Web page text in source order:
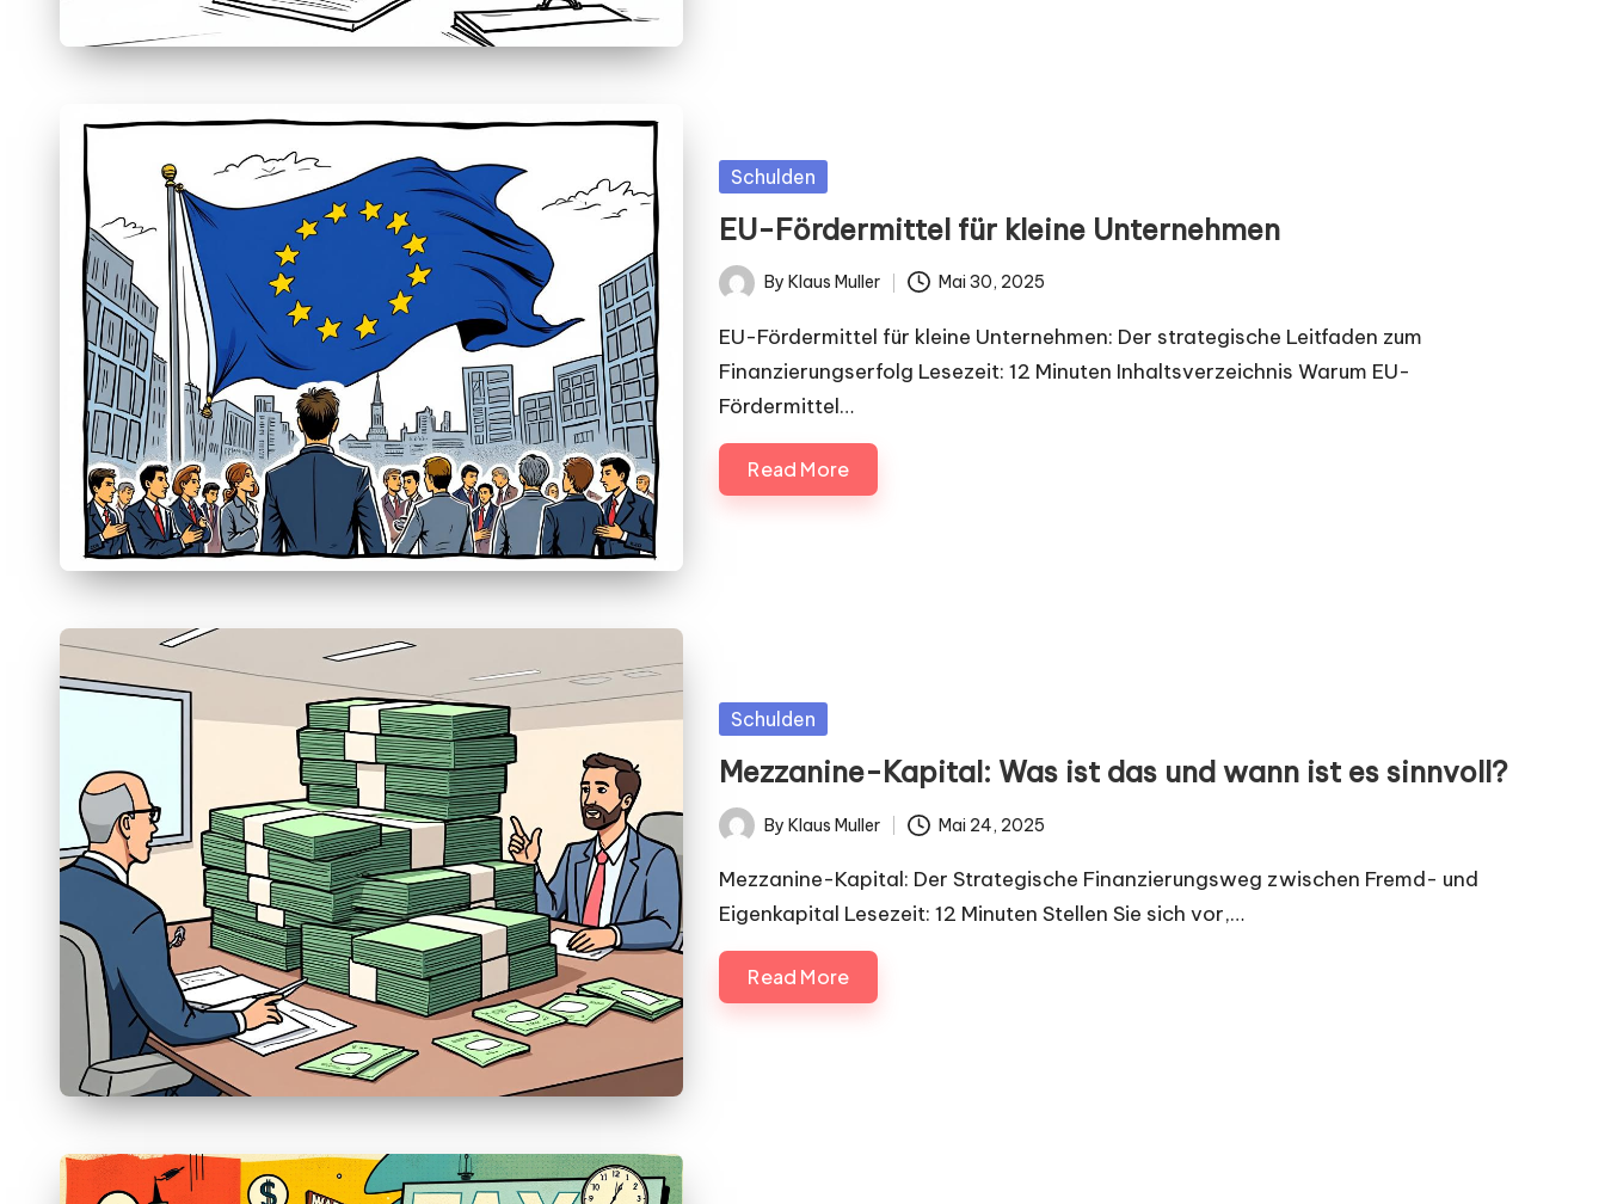
Posted
Schulden
EU-Fördermittel für kleine Unternehmen
Posted
by
By Klaus Muller Mai 30, 2025
EU-Fördermittel für kleine Unternehmen: Der strategische Leitfaden zum
Finanzierungserfolg Lesezeit: 12 Minuten Inhaltsverzeichnis Warum EU-
Fördermittel…
Read More
Posted
Schulden
Mezzanine-Kapital: Was ist das und wann ist es sinnvoll?
Posted
by
ByKlaus Muller Mai 24, 2025
Mezzanine-Kapital: Der Strategische Finanzierungsweg zwischen Fremd- und
Eigenkapital Lesezeit: 12 Minuten Stellen Sie sich vor,…
Read More